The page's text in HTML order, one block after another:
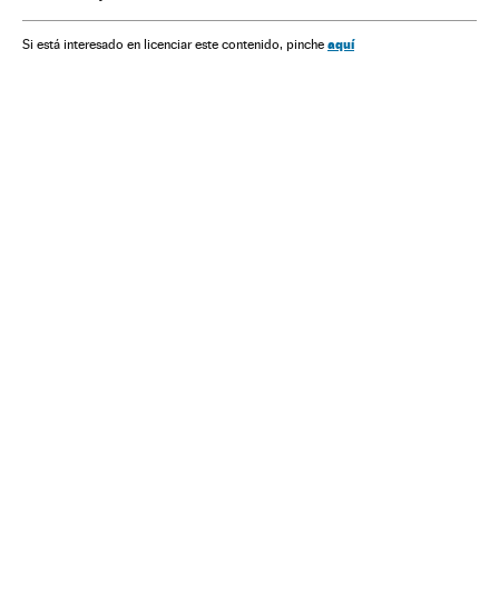
Si está interesado en licenciar este contenido, pinche aquí